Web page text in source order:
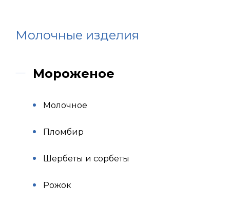
Молочные изделия
Мороженое
Молочное
Пломбир
Шербеты и сорбеты
Рожок